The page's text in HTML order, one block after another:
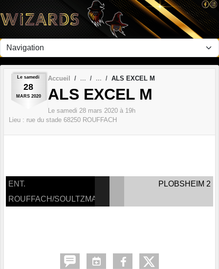
Le samedi
28
MARS 2020
Accueil ALS EXCEL M
ALS EXCEL M
Le samedi 28 mars 2020 à 19h
Lieu : rue du stade 68250 ROUFFACH
ENT.
ROUFFACH/SOULTZMATT
PLOBSHEIM 2
Panneau de gestion des cookies